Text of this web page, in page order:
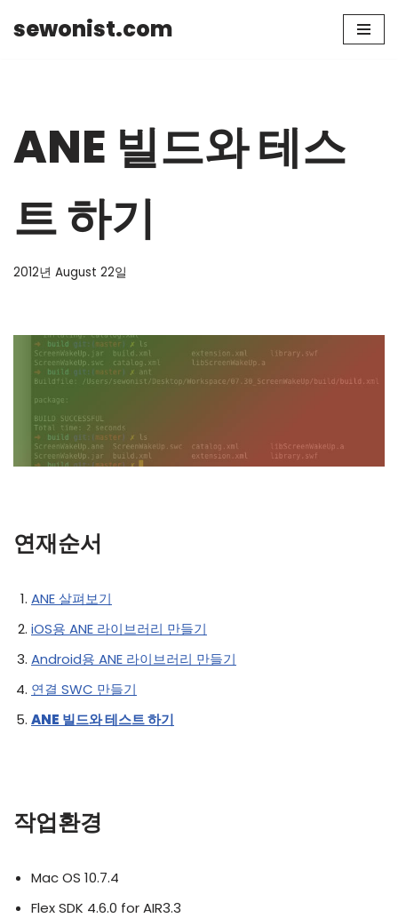
sewonist.com
ANE 빌드와 테스
트 하기
2012년 August 22일
연재순서
ANE 살펴보기
iOS용 ANE 라이브러리 만들기
Android용 ANE 라이브러리 만들기
연결 SWC 만들기
ANE 빌드와 테스트 하기
작업환경
Mac OS 10.7.4
Flex SDK 4.6.0 for AIR3.3